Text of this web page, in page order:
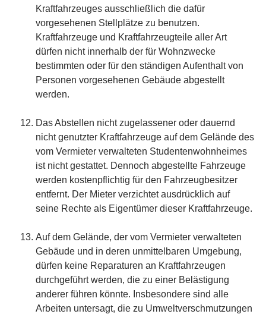
Kraftfahrzeuges ausschließlich die dafür
vorgesehenen Stellplätze zu benutzen.
Kraftfahrzeuge und Kraftfahrzeugteile aller Art
dürfen nicht innerhalb der für Wohnzwecke
bestimmten oder für den ständigen Aufenthalt von
Personen vorgesehenen Gebäude abgestellt
werden.
Das Abstellen nicht zugelassener oder dauernd
nicht genutzter Kraftfahrzeuge auf dem Gelände des
vom Vermieter verwalteten Studentenwohnheimes
ist nicht gestattet. Dennoch abgestellte Fahrzeuge
werden kostenpflichtig für den Fahrzeugbesitzer
entfernt. Der Mieter verzichtet ausdrücklich auf
seine Rechte als Eigentümer dieser Kraftfahrzeuge.
Auf dem Gelände, der vom Vermieter verwalteten
Gebäude und in deren unmittelbaren Umgebung,
dürfen keine Reparaturen an Kraftfahrzeugen
durchgeführt werden, die zu einer Belästigung
anderer führen könnte. Insbesondere sind alle
Arbeiten untersagt, die zu Umweltverschmutzungen